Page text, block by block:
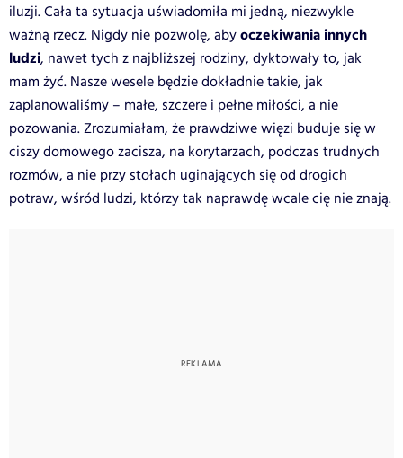
iluzji. Cała ta sytuacja uświadomiła mi jedną, niezwykle
ważną rzecz. Nigdy nie pozwolę, abyoczekiwania innych
ludzi, nawet tych z najbliższej rodziny, dyktowały to, jak
mam żyć. Nasze wesele będzie dokładnie takie, jak
zaplanowaliśmy – małe, szczere i pełne miłości, a nie
pozowania. Zrozumiałam, że prawdziwe więzi buduje się w
ciszy domowego zacisza, na korytarzach, podczas trudnych
rozmów, a nie przy stołach uginających się od drogich
potraw, wśród ludzi, którzy tak naprawdę wcale cię nie znają.